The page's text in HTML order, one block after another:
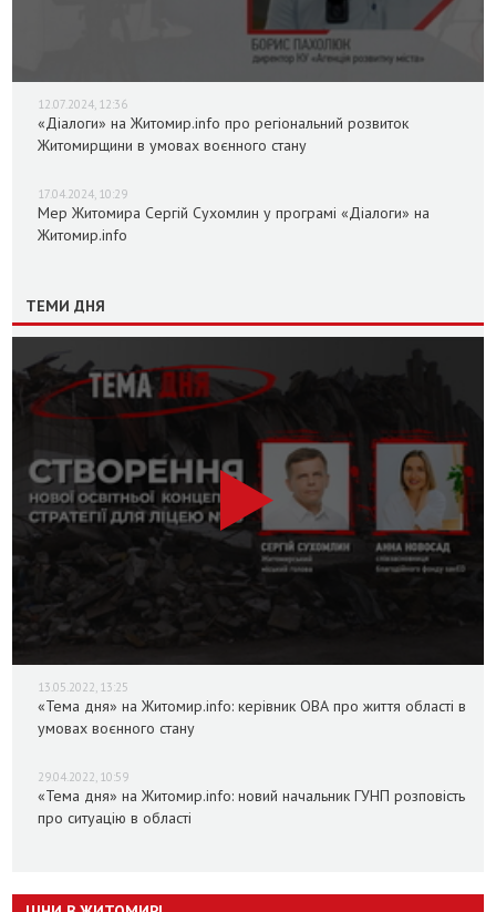
12.07.2024, 12:36
«Діалоги» на Житомир.info про регіональний розвиток
Житомирщини в умовах воєнного стану
17.04.2024, 10:29
Мер Житомира Сергій Сухомлин у програмі «Діалоги» на
Житомир.info
ТЕМИ ДНЯ
13.05.2022, 13:25
«Тема дня» на Житомир.info: керівник ОВА про життя області в
умовах воєнного стану
29.04.2022, 10:59
«Тема дня» на Житомир.info: новий начальник ГУНП розповість
про ситуацію в області